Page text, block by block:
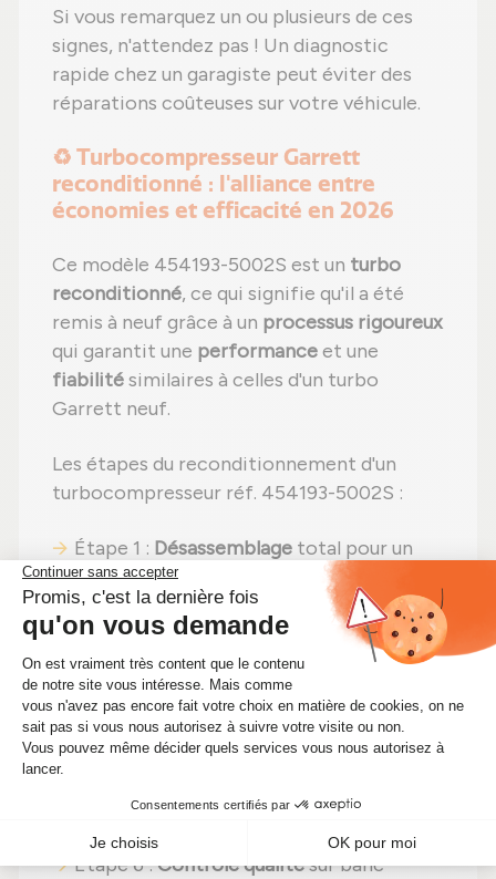
Si vous remarquez un ou plusieurs de ces
signes, n'attendez pas ! Un diagnostic
rapide chez un garagiste peut éviter des
réparations coûteuses sur votre véhicule.
♻️ Turbocompresseur Garrett
reconditionné : l'alliance entre
économies et efficacité en 2026
Ce modèle 454193-5002S est un turbo
reconditionné, ce qui signifie qu'il a été
remis à neuf grâce à un processus rigoureux
qui garantit une performanceet une
fiabilitésimilaires à celles d'un turbo
Garrett neuf.
Les étapes du reconditionnement d'un
turbocompresseur réf. 454193-5002S :
Étape 1 : Désassemblage total pour un
contrôle complet ;
Étape 2 :Nettoyage professionnelpour
éliminer toute impureté ;
Étape 3 : Examen détailléde tous les
composants ;
Étape 4 : Remplacement des pièces
abîméespar des composants neufs ;
effectués selon les normes du constructeur
Étape 6 :Contrôle qualitésur banc